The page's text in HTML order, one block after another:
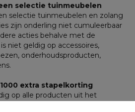
selectie tuinmeubelen
selectie tuinmeubelen en zolang
zijn onderling niet cumuleerbaar
acties behalve met de
niet geldig op accessoires,
onderhoudsproducten,
extra stapelkorting
op alle producten uit het